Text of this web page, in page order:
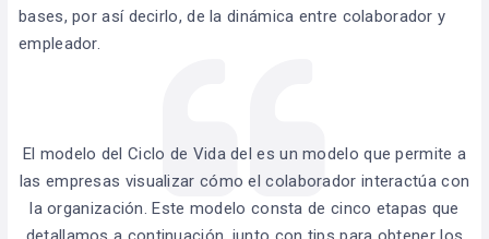
bases, por así decirlo, de la dinámica entre colaborador y
empleador.
El modelo del Ciclo de Vida del es un modelo que permite a
las empresas visualizar cómo el colaborador interactúa con
la organización. Este modelo consta de cinco etapas que